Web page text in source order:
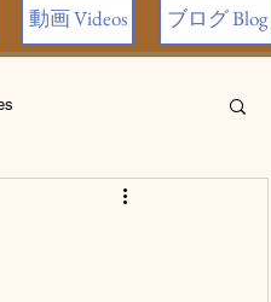
動画 Videos ブログ Blog